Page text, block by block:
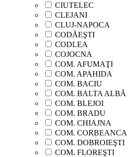
CIUTELEC
CLEJANI
CLUJ-NAPOCA
CODĂEŞTI
CODLEA
COJOCNA
COM. AFUMAŢI
COM. APAHIDA
COM. BACIU
COM. BALTA ALBĂ
COM. BLEJOI
COM. BRADU
COM. CHIAJNA
COM. CORBEANCA
COM. DOBROIEŞTI
COM. FLOREŞTI